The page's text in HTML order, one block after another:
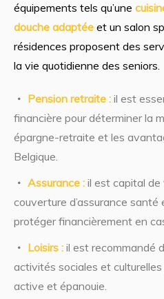
équipements tels qu’une
douche adaptée et un salon
résidences proposent des
la vie quotidienne des seniors.
Pension retraite : il est
financière pour déterminer la
épargne-retraite et les
Belgique.
Assurance : il est capital
couverture d’assurance
protéger financièrement en
Loisirs : il est recommandé
activités sociales et
active et épanouie.